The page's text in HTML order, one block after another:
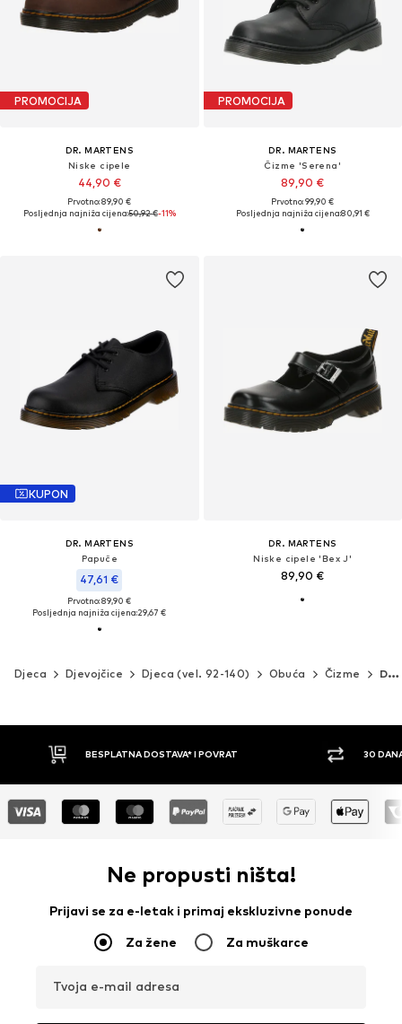
PROMOCIJA
DR. MARTENS
Niske cipele
44,90 €
Prvotno: 89,90 €
Posljednja najniža cijena:50,92 €-11%
PROMOCIJA
DR. MARTENS
Čizme 'Serena'
89,90 €
Prvotno: 99,90 €
Posljednja najniža cijena:80,91 €
KUPON
DR. MARTENS
Papuče
47,61 €
Prvotno: 89,90 €
Posljednja najniža cijena:29,67 €
DR. MARTENS
Niske cipele 'Bex J'
89,90 €
Djeca Djevojčice Djeca (vel. 92-140) Obuća Čizme Dr. Martens
30 DANA PRAVO NA POVRAT
Ne propusti ništa!
Prijavi se za e-letak i primaj ekskluzivne ponude
Za žene Za muškarce
Tvoja e-mail adresa